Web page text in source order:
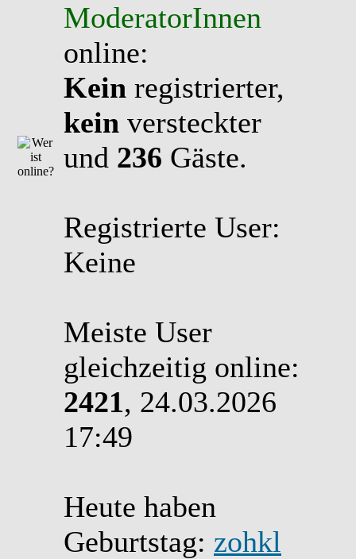
ModeratorInnen
online:
Kein registrierter,
kein versteckter
und 236 Gäste.
Registrierte User:
Keine
Meiste User
gleichzeitig online:
2421, 24.03.2026
17:49
Heute haben
Geburtstag: zohkl